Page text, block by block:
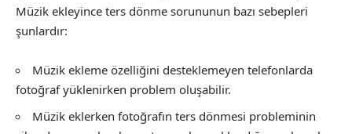
Müzik ekleyince ters dönme sorununun bazı sebepleri
şunlardır:
Müzik ekleme özelliğini desteklemeyen telefonlarda
fotoğraf yüklenirken problem oluşabilir.
Müzik eklerken fotoğrafın ters dönmesi probleminin